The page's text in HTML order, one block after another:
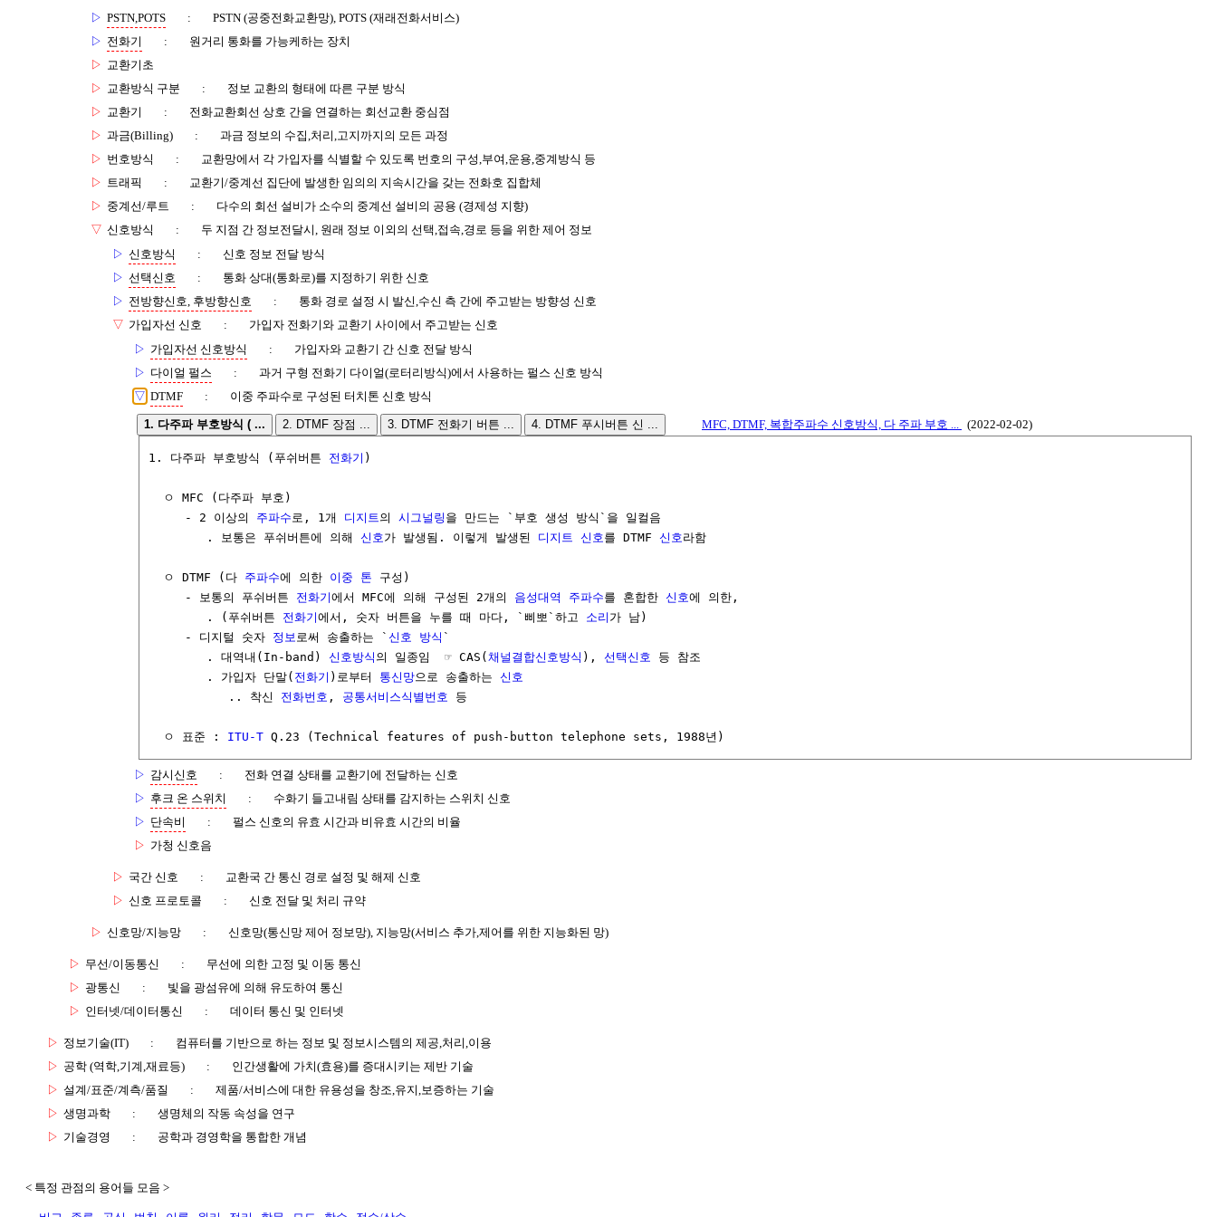
▷ PSTN,POTS :
PSTN (공중전화교환망), POTS (재래전화서비스)
▷ 전화기 :
원거리 통화를 가능케하는 장치
▷ 교환기초
▷ 교환방식 구분 :
정보 교환의 형태에 따른 구분 방식
▷ 교환기 :
전화교환회선 상호 간을 연결하는 회선교환 중심점
▷ 과금(Billing) :
과금 정보의 수집,처리,고지까지의 모든 과정
▷ 번호방식 :
교환망에서 각 가입자를 식별할 수 있도록 번호의 구성,부여,운용,중계방식 등
▷ 트래픽 :
교환기/중계선 집단에 발생한 임의의 지속시간을 갖는 전화호 집합체
▷ 중계선/루트 :
다수의 회선 설비가 소수의 중계선 설비의 공용 (경제성 지향)
▽ 신호방식 :
두 지점 간 정보전달시, 원래 정보 이외의 선택,접속,경로 등을 위한 제어 정보
▷ 신호방식 :
신호 정보 전달 방식
▷ 선택신호 :
통화 상대(통화로)를 지정하기 위한 신호
▷ 전방향신호, 후방향신호 :
통화 경로 설정 시 발신,수신 측 간에 주고받는 방향성 신호
▽ 가입자선 신호 :
가입자 전화기와 교환기 사이에서 주고받는 신호
▷ 가입자선 신호방식 :
가입자와 교환기 간 신호 전달 방식
▷ 다이얼 펄스 :
과거 구형 전화기 다이얼(로터리방식)에서 사용하는 펄스 신호 방식
▽ DTMF : 이중 주파수로 구성된 터치톤 신호 방식
1. 다주파 부호방식 ( ... 2. DTMF 장점 ... 3. DTMF 전화기 버튼 ... 4. DTMF 푸시버튼 신 ... MFC, DTMF, 복합주파수 신호방식, 다 주파 부호 ... (2022-02-02)
1. 다주파 부호방식 (푸쉬버튼 전화기 )
  ㅇ MFC (다주파 부호)
     - 2 이상의
주파수 로, 1개 디지트 의 시그널링 을 만드는 `부호 생성 방식`을 일컬음
        . 보통은 푸쉬버튼에 의해
신호가 발생됨. 이렇게 발생된 디지트 신호를 DTMF 신호라함
  ㅇ DTMF (다
주파수에 의한 이중 톤 구성)
     - 보통의 푸쉬버튼
전화기에서 MFC에 의해 구성된 2개의 음성대역 주파수를 혼합한 신호에 의한,
        . (푸쉬버튼
전화기에서, 숫자 버튼을 누를 때 마다, `삐뽀`하고 소리 가 남)
     - 디지털 숫자
정보 로써 송출하는 ` 신호 방식 `
        . 대역내(In-band)
신호방식 의 일종임  ☞ CAS(채널결합신호방식 ), 선택신호 등 참조
        . 가입자 단말(
전화기 )로부터 통신망으로 송출하는 신호
           .. 착신
전화번호 , 공통서비스식별번호 등
  ㅇ 표준 :
ITU-T Q.23 (Technical features of push-button telephone sets, 1988년)
▷ 감시신호 :
전화 연결 상태를 교환기에 전달하는 신호
▷ 후크 온 스위치 :
수화기 들고내림 상태를 감지하는 스위치 신호
▷ 단속비 :
펄스 신호의 유효 시간과 비유효 시간의 비율
▷ 가청 신호음
▷ 국간 신호 :
교환국 간 통신 경로 설정 및 해제 신호
▷ 신호 프로토콜 : 신호 전달 및 처리 규약
▷ 신호망/지능망 : 신호망(통신망 제어 정보망), 지능망(서비스 추가,제어를 위한 지능화된 망)
▷ 무선/이동통신 :
무선에 의한 고정 및 이동 통신
▷ 광통신 :
빛을 광섬유에 의해 유도하여 통신
▷ 인터넷/데이터통신 : 데이터 통신 및 인터넷
▷ 정보기술(IT) :
컴퓨터를 기반으로 하는 정보 및 정보시스템의 제공,처리,이용
▷ 공학 (역학,기계,재료등) :
인간생활에 가치(효용)를 증대시키는 제반 기술
▷ 설계/표준/계측/품질 :
제품/서비스에 대한 유용성을 창조,유지,보증하는 기술
▷ 생명과학 :
생명체의 작동 속성을 연구
▷ 기술경영 : 공학과 경영학을 통합한 개념
< 특정 관점의 용어들 모음 >